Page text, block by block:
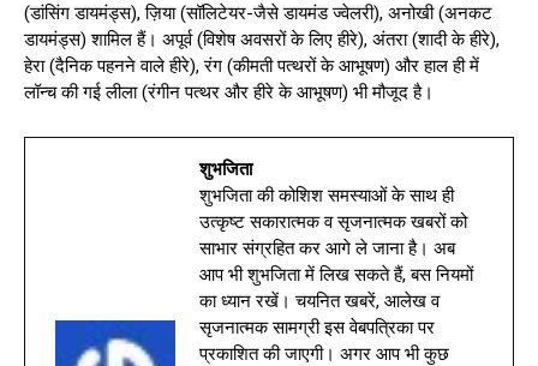
(डांसिंग डायमंड्स), ज़िया (सॉलिटेयर-जैसे डायमंड ज्वेलरी), अनोखी (अनकट
डायमंड्स) शामिल हैं। अपूर्व (विशेष अवसरों के लिए हीरे), अंतरा (शादी के हीरे),
हेरा (दैनिक पहनने वाले हीरे), रंग (कीमती पत्थरों के आभूषण) और हाल ही में
लॉन्च की गई लीला (रंगीन पत्थर और हीरे के आभूषण) भी मौजूद है।
शुभजिता
शुभजिता की कोशिश समस्याओं के साथ ही
उत्कृष्ट सकारात्मक व सृजनात्मक खबरों को
साभार संग्रहित कर आगे ले जाना है। अब
आप भी शुभजिता में लिख सकते हैं, बस नियमों
का ध्यान रखें। चयनित खबरें, आलेख व
सृजनात्मक सामग्री इस वेबपत्रिका पर
प्रकाशित की जाएगी। अगर आप भी कुछ